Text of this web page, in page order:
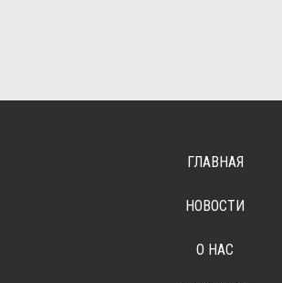
ГЛАВНАЯ
НОВОСТИ
О НАС